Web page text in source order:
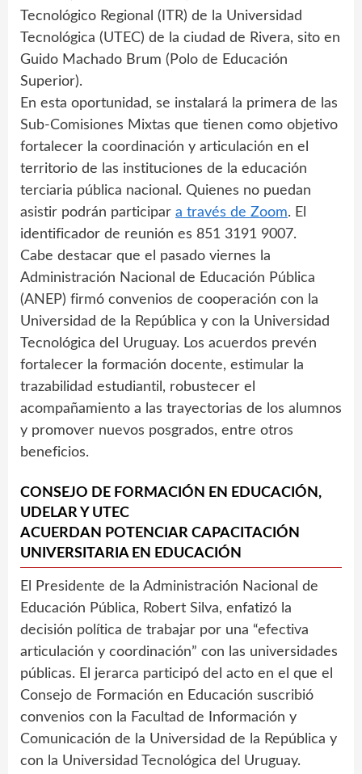
Tecnológico Regional (ITR) de la Universidad
Tecnológica (UTEC) de la ciudad de Rivera, sito en
Guido Machado Brum (Polo de Educación
Superior).
En esta oportunidad, se instalará la primera de las
Sub-Comisiones Mixtas que tienen como objetivo
fortalecer la coordinación y articulación en el
territorio de las instituciones de la educación
terciaria pública nacional. Quienes no puedan
asistir podrán participar a través de Zoom. El
identificador de reunión es 851 3191 9007.
Cabe destacar que el pasado viernes la
Administración Nacional de Educación Pública
(ANEP) firmó convenios de cooperación con la
Universidad de la República y con la Universidad
Tecnológica del Uruguay. Los acuerdos prevén
fortalecer la formación docente, estimular la
trazabilidad estudiantil, robustecer el
acompañamiento a las trayectorias de los alumnos
y promover nuevos posgrados, entre otros
beneficios.
CONSEJO DE FORMACIÓN EN EDUCACIÓN,
UDELAR Y UTEC
ACUERDAN POTENCIAR CAPACITACIÓN
UNIVERSITARIA EN EDUCACIÓN
El Presidente de la Administración Nacional de
Educación Pública, Robert Silva, enfatizó la
decisión política de trabajar por una “efectiva
articulación y coordinación” con las universidades
públicas. El jerarca participó del acto en el que el
Consejo de Formación en Educación suscribió
convenios con la Facultad de Información y
Comunicación de la Universidad de la República y
con la Universidad Tecnológica del Uruguay.